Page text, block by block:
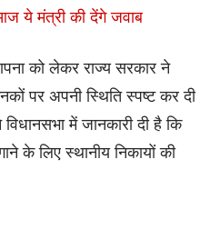
ये मंत्री की देंगे जवाब
को लेकर राज्य सरकार ने
पर अपनी स्थिति स्पष्ट कर दी
में जानकारी दी है कि
के लिए स्थानीय निकायों की